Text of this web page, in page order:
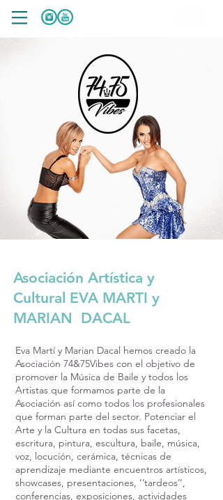
Asociación Artística y
Cultural EVA MARTI y
MARIAN DACAL
Eva Martí y Marian Dacal hemos creado la
Asociación 74&75Vibes con el objetivo de
promover la Música de Baile y todos los
Artistas que formamos parte de la
Asociación así como todos los profesionales
que forman parte del sector. Potenciar el
Arte y la Cultura en todas sus facetas,
escritura, pintura, escultura, baile, música,
voz, locución, cerámica, técnicas de
aprendizaje mediante encuentros artísticos,
showcases, presentaciones, ‘’tardeos’’,
conferencias, exposiciones, actividades